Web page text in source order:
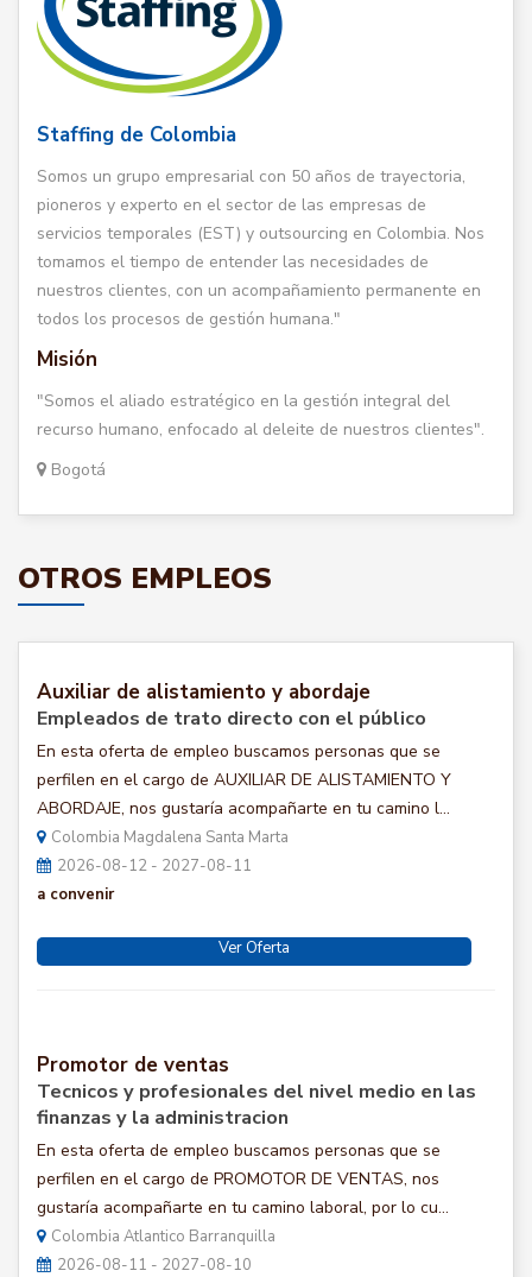
Staffing de Colombia
Somos un grupo empresarial con 50 años de trayectoria,
pioneros y experto en el sector de las empresas de
servicios temporales (EST) y outsourcing en Colombia. Nos
tomamos el tiempo de entender las necesidades de
nuestros clientes, con un acompañamiento permanente en
todos los procesos de gestión humana."
Misión
"Somos el aliado estratégico en la gestión integral del
recurso humano, enfocado al deleite de nuestros clientes".
Bogotá
OTROS EMPLEOS
Auxiliar de alistamiento y abordaje
Empleados de trato directo con el público
En esta oferta de empleo buscamos personas que se
perfilen en el cargo de AUXILIAR DE ALISTAMIENTO Y
ABORDAJE, nos gustaría acompañarte en tu camino l...
Colombia Magdalena Santa Marta
2026-08-12 - 2027-08-11
a convenir
Ver Oferta
Promotor de ventas
Tecnicos y profesionales del nivel medio en las
finanzas y la administracion
En esta oferta de empleo buscamos personas que se
perfilen en el cargo de PROMOTOR DE VENTAS, nos
gustaría acompañarte en tu camino laboral, por lo cu...
Colombia Atlantico Barranquilla
2026-08-11 - 2027-08-10